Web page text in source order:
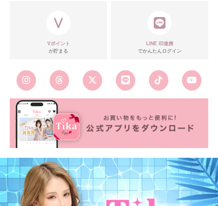
Vポイント
が貯まる
LINE ID連携
でかんたんログイン